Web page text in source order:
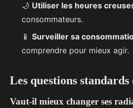
🌙 Utiliser les heures
consommateurs.
📱 Surveiller sa
comprendre pour mieux agir.
Les questions standards
Vaut-il mieux changer ses